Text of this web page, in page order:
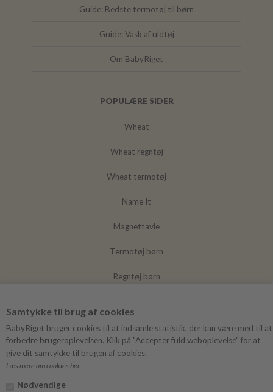
Samtykke til brug af cookies
BabyRiget bruger cookies til at indsamle statistik, der kan være med til at
forbedre brugeroplevelsen. Klik på "Accepter fuld weboplevelse" for at
give dit samtykke til brugen af cookies.
Læs mere om cookies her
Nødvendige
Guide: Bedste termotøj til børn
Guide: Vask af uldtøj
Om BabyRiget
POPULÆRE SIDER
Wheat
Wheat regntøj
Wheat termotøj
Name It
Magnettavle
Termotøj børn
Regntøj børn
Mushie